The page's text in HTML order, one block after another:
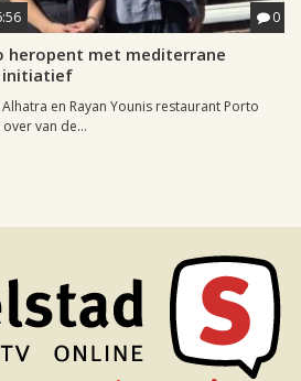
0
heropent met mediterrane
initiatief
en Rayan Younis restaurant Porto
van de...